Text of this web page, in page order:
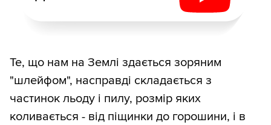
Те, що нам на Землі здається зоряним
"шлейфом", насправді складається з
частинок льоду і пилу, розмір яких
коливається - від піщинки до горошини, і в